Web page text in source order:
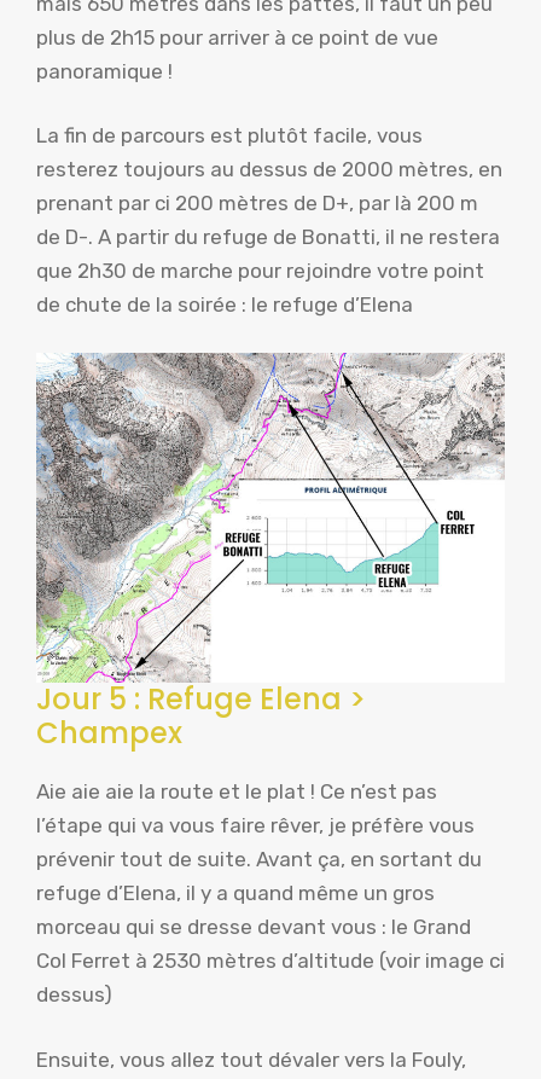
plus de 2h15 pour arriver à ce point de vue
panoramique !
La fin de parcours est plutôt facile, vous
resterez toujours au dessus de 2000 mètres, en
prenant par ci 200 mètres de D+, par là 200 m
de D-. A partir du refuge de Bonatti, il ne restera
que 2h30 de marche pour rejoindre votre point
de chute de la soirée : le refuge d’Elena
Jour 5 : Refuge Elena >
Champex
Aie aie aie la route et le plat ! Ce n’est pas
l’étape qui va vous faire rêver, je préfère vous
prévenir tout de suite. Avant ça, en sortant du
refuge d’Elena, il y a quand même un gros
morceau qui se dresse devant vous : le Grand
Col Ferret à 2530 mètres d’altitude (voir image ci
dessus)
Ensuite, vous allez tout dévaler vers la Fouly,